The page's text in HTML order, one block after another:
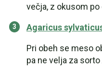
večja, z okusom
Agaricus
Pri obeh se meso
pa ne velja za